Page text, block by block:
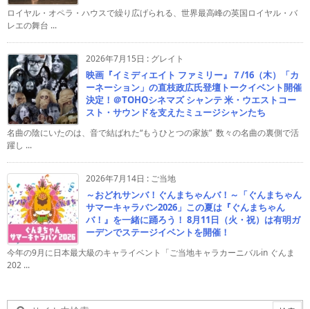
ロイヤル・オペラ・ハウスで繰り広げられる、世界最高峰の英国ロイヤル・バ
レエの舞台 ...
2026年7月15日 : グレイト
映画『イミディエイト ファミリー』７/16（木）「カ
ーネーション」の直枝政広氏登壇トークイベント開催
決定！＠TOHOシネマズ シャンテ 米・ウエストコー
スト・サウンドを支えたミュージシャンたち
名曲の陰にいたのは、音で結ばれた“もうひとつの家族” 数々の名曲の裏側で活
躍し ...
2026年7月14日 : ご当地
～おどれサンバ！ぐんまちゃんバ！～「ぐんまちゃん
サマーキャラバン2026」この夏は『ぐんまちゃん
バ！』を一緒に踊ろう！ 8月11日（火・祝）は有明ガ
ーデンでステージイベントを開催！
今年の9月に日本最大級のキャライベント「ご当地キャラカーニバルin ぐんま
202 ...